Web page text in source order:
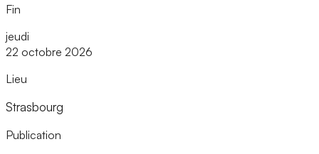
Fin
jeudi
22 octobre 2026
Lieu
Strasbourg
Publication